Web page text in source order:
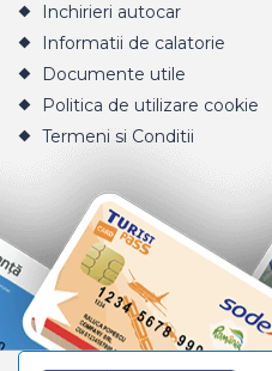
Inchirieri autocar
Informatii de calatorie
Documente utile
Politica de utilizare cookie
Termeni si Conditii